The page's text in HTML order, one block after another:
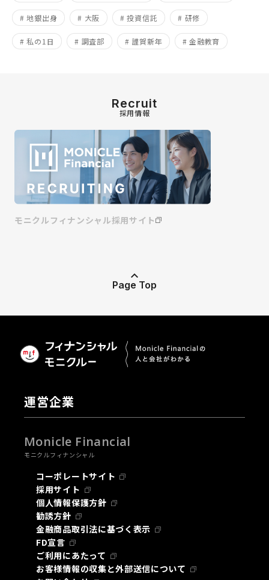
# 地銀出身 # 大阪 # 投資信託 # 研修
# 私の1日 # 調査部 # 謹賀新年 # 金融教育
Recruit
採用情報
モニクルフィナンシャル採用サイト
Page Top
運営企業
Monicle Financial
モニクルフィナンシャル
コーポレートサイト
採用サイト
個人情報保護方針
勧誘方針
金融商品取引法に基づく表示
FD宣言
ご利用にあたって
お客様情報の収集と外部送信について